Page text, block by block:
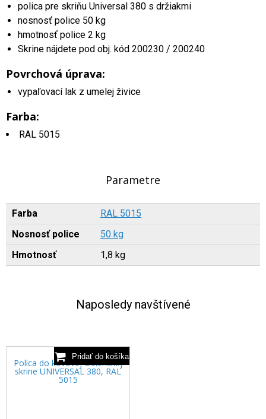
polica pre skriňu Universal 380 s držiakmi
nosnosť police 50 kg
hmotnosť police 2 kg
Skrine nájdete pod obj. kód 200230 / 200240
Povrchová úprava:
vypaľovací lak z umelej živice
Farba:
RAL 5015
Parametre
Farba
RAL 5015
Nosnosť police
50 kg
Hmotnosť
1,8 kg
Naposledy navštívené
Polica do kovovej dielenskej
skrine UNIVERSAL 380, RAL
5015